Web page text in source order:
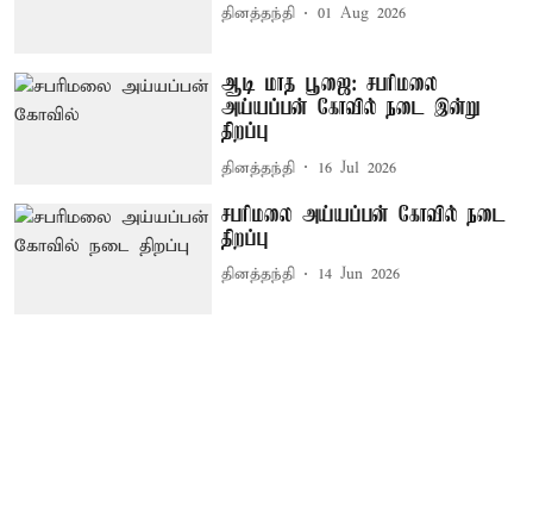
தினத்தந்தி 01 Aug 2026
ஆடி மாத பூஜை: சபரிமலை
அய்யப்பன் கோவில் நடை இன்று
திறப்பு
தினத்தந்தி 16 Jul 2026
சபரிமலை அய்யப்பன் கோவில் நடை
திறப்பு
தினத்தந்தி 14 Jun 2026